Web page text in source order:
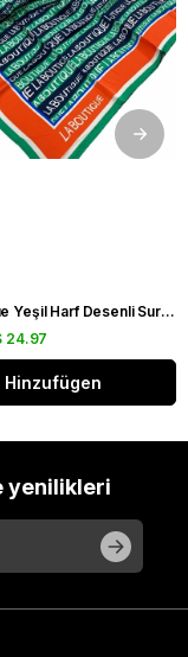
La Boutique Yeşil Harf Desenli Sura İpek Eşarp 1631 - 06
24.97
Hinzufügen
yenilikleri